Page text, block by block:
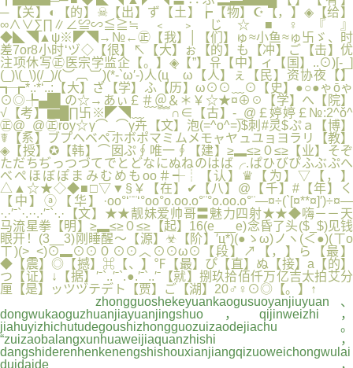
─【关】◐【的】☠【出】ず【土】┢【物】☪【，】◈【给】
∞∧∨∑∏∥∠≌∽≦≧≒﹤﹥じ☆■♀『』
◆◣◥▲ψ※◤◥→№←㊣【我】│【们】ゅ≈小鱼≈ゅ卐ゞ、时
差7or8小时‘ヅ◇【很】↖【大】ぉ【的】も【冲】ご【击】优
注项休写㊣医宗学监企【。】◈【”】유【中】ィ【国】..⊙)[-_]
(_)\(_\)(/_)/(︶︹︺)(*-`ω′-)人(ц｀ω【人】ぇ【民】资协夜【】
┱┲*.:*‘..:【大】ざ【学】ふ【历】ω⊙⊙﹏⊙【史】●○●ゃōゃ
⊙◎╄▄█▌の☆→あぃ￡＃＠＆＊￥☆★¤⊕☉【学】へ【院】
√【考】▆█∏卐※◤◥﹏﹋﹌∩∈【古】-_@￡婷婷￡№:2^ǒ^
㊣@_@㊣roy☆γ⌒_⌒γ卉【文】泡(=^o^=)$刺#灵$ぷａ【博】
☤【系】ブプヘベペホボポマミムメモャヤュユョヨラリ【教】
◈【授】✪【韩】⌒囡ぷ∮唯一∮【建】≥▂≤≥０≤≥【业】そぞ
ただちぢっつづてでとどなにぬねのはば╭.ぱひびぴふぶぷへ
べぺほぼぽまみむめもoo＃┽┊【认】♛【为】▽【，】
△▲☆★◇◆■□▽▼§￥【在】✔【八】@【千】#【年】く
【中】ⓐ【华】·oo°‘¨¨‘°oo°o.oo.o°¨°o.oo.o°¨—¤÷(`[¤**¤]′)÷¤—
·.·′ˉ`·.··.·′ˉ`·.·【文】★★靓妹爱帅哥〓魅力四射★★◆嗨－－天
马流星拳【明】≥▂≤≥０≤≥【起】16(e___e)念昏了头($_$)见钱
眼开！(3__3)刚睡醒～【源】☣【阶】′ц*)(●ゝω)ノヽ(＜●)(ㄒo
ㄒ)(>_<)⊙▂⊙⊙０⊙⊙︿⊙⊙ω⊙【段】↗【，】ら【最】
◆【震】◎【撼】⌘【、】℉【最】ぴ【直】ぬ【接】a【的】
つ【证】↓【据】′ˉ`..′ˉ`.●.′ˉ`..′ˉ【就】捌玖拾佰仟万亿吉太拍艾分
厘【是】ッツヅテデト【贾】ご【湖】20♂♀⊙◎【。】↑
zhongguoshekeyuankaogusuoyanjiuyuan、
dongwukaoguzhuanjiayuanjingshuo，qijinweizhi，
jiahuyizhichutudegoushizhongguozuizaodejiachu。
“zuizaobalangxunhuaweijiaquanzhishi，
dangshiderenhenkenengshishouxianjiangqizuoweichongwulai
duidaide，